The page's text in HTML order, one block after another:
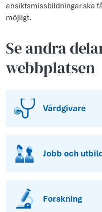
ansiktsmissbildningar ska
möjligt.
Se andra
webbplatsen
Vårdgivare
Jobb och
Forskning